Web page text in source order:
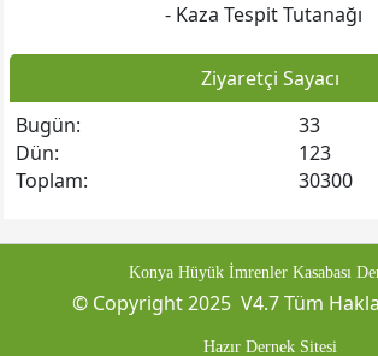
Web sitesine git
- Kaza Tespit Tutanağı
Ziyaretçi Sayacı
Bugün:
33
Dün:
123
Toplam:
30300
Konya Hüyük İmrenler Kasabası
© Copyright 2025 V4.7 Tüm
Hazır Dernek Sitesi